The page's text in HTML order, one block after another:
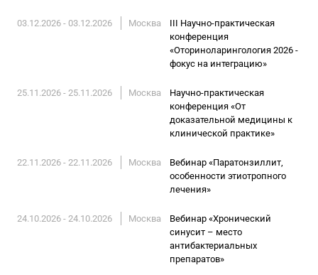
03.12.2026 - 03.12.2026 Москва
III Научно-практическая
конференция
«Оториноларингология 2026 -
фокус на интеграцию»
25.11.2026 - 25.11.2026 Москва
Научно-практическая
конференция «От
доказательной медицины к
клинической практике»
22.11.2026 - 22.11.2026 Москва
Вебинар «Паратонзиллит,
особенности этиотропного
лечения»
24.10.2026 - 24.10.2026 Москва
Вебинар «Хронический
синусит – место
антибактериальных
препаратов»